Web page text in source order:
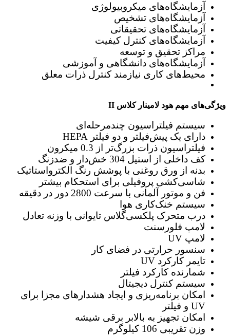
آزمایشگاه‌های میکروبیولوژی
آزمایشگاه‌های تشخیص
آزمایشگاه‌های تحقیقاتی
آزمایشگاه‌های کنترل کیفیت
مراکز تحقیق و توسعه
آزمایشگاه‌های دانشگاهی و آموزشی
محیط‌های کاری نیازمند کنترل ذرات معلق
ویژگی‌های مهم هود لامینار کلاس II
سیستم فیلتراسیون چندمرحله‌ای
دارای یک پیش‌فیلتر و دو فیلتر HEPA
فیلتراسیون ذرات بزرگ‌تر از 0.3 میکرون
کف داخلی از استیل 304 خش‌دار و ضدزنگ
بدنه از ورق روغنی با پوشش رنگ الکترواستاتیک
شاسی‌کشی پروفیلی برای استحکام بیشتر
فن و موتور آلمانی با سرعت 2800 دور در دقیقه
سیستم خنک‌کاری هوا
درب متحرک پلکسی‌گلاس تایوانی با وزنه تعادل
لامپ فلورسنت
لامپ UV
سنسور حرارتی در فضای کار
تایمر کارکرد UV
شمارنده کارکرد فیلتر
سیستم کنترل دیجیتال
امکان برنامه‌ریزی و ایجاد هشدارهای مجزا برای
UV و فیلتر
امکان تجهیز به بالابر برقی شیشه
وزن تقریبی 106 کیلوگرم